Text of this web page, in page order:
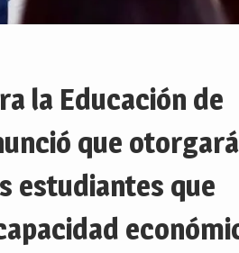
la Educación de
que otorgará
estudiantes que